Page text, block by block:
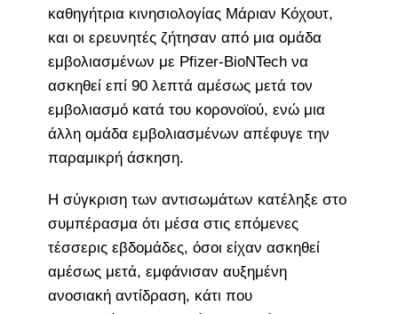
καθηγήτρια κινησιολογίας Μάριαν Κόχουτ,
και οι ερευνητές ζήτησαν από μια ομάδα
εμβολιασμένων με Pfizer-BioNTech να
ασκηθεί επί 90 λεπτά αμέσως μετά τον
εμβολιασμό κατά του κορονοϊού, ενώ μια
άλλη ομάδα εμβολιασμένων απέφυγε την
παραμικρή άσκηση.
Η σύγκριση των αντισωμάτων κατέληξε στο
συμπέρασμα ότι μέσα στις επόμενες
τέσσερις εβδομάδες, όσοι είχαν ασκηθεί
αμέσως μετά, εμφάνισαν αυξημένη
ανοσιακή αντίδραση, κάτι που